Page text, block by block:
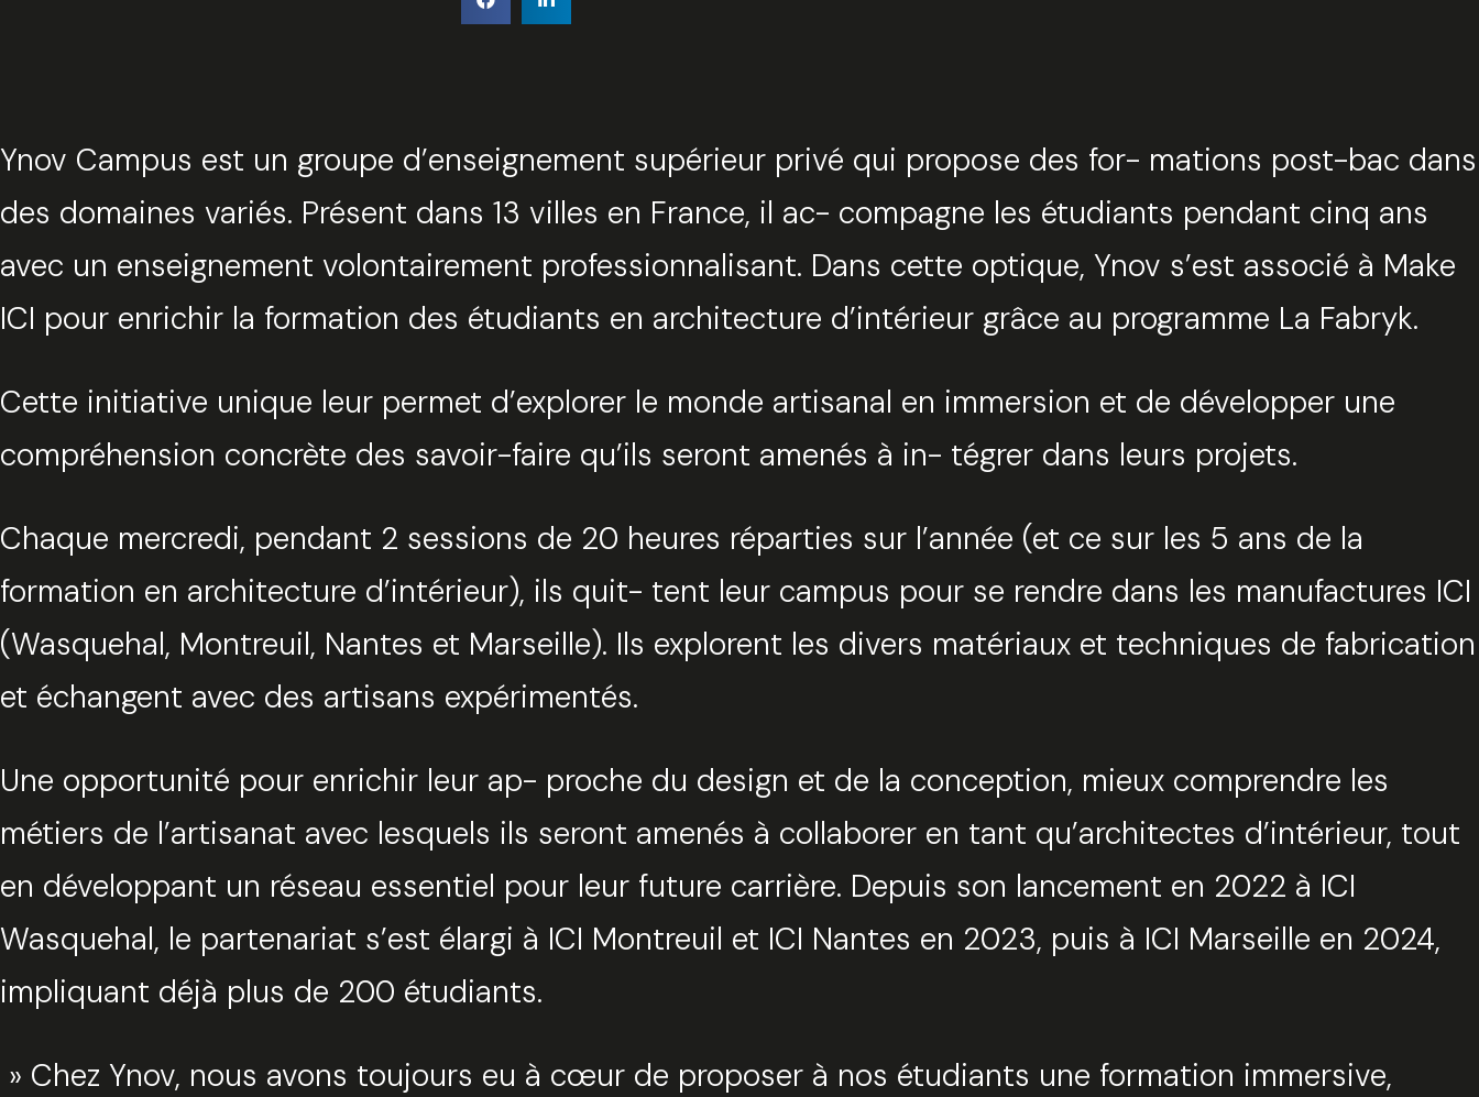
Ynov Campus est un groupe d’enseignement supérieur privé qui propose des for- mations post-bac dans
des domaines variés. Présent dans 13 villes en France, il ac- compagne les étudiants pendant cinq ans
avec un enseignement volontairement professionnalisant. Dans cette optique, Ynov s’est associé à Make
ICI pour enrichir la formation des étudiants en architecture d’intérieur grâce au programme La Fabryk.
Cette initiative unique leur permet d’explorer le monde artisanal en immersion et de développer une
compréhension concrète des savoir-faire qu’ils seront amenés à in- tégrer dans leurs projets.
Chaque mercredi, pendant 2 sessions de 20 heures réparties sur l’année (et ce sur les 5 ans de la
formation en architecture d’intérieur), ils quit- tent leur campus pour se rendre dans les manufactures ICI
(Wasquehal, Montreuil, Nantes et Marseille). Ils explorent les divers matériaux et techniques de fabrication
et échangent avec des artisans expérimentés.
Une opportunité pour enrichir leur ap- proche du design et de la conception, mieux comprendre les
métiers de l’artisanat avec lesquels ils seront amenés à collaborer en tant qu’architectes d’intérieur, tout
en développant un réseau essentiel pour leur future carrière. Depuis son lancement en 2022 à ICI
Wasquehal, le partenariat s’est élargi à ICI Montreuil et ICI Nantes en 2023, puis à ICI Marseille en 2024,
impliquant déjà plus de 200 étudiants.
» Chez Ynov, nous avons toujours eu à cœur de proposer à nos étudiants une formation immersive,